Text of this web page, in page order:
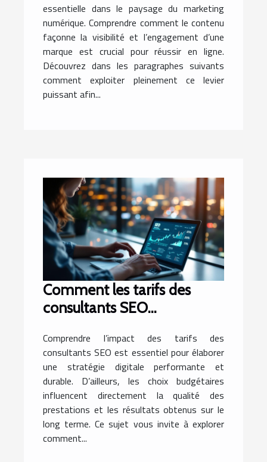
essentielle dans le paysage du marketing
numérique. Comprendre comment le contenu
façonne la visibilité et l’engagement d’une
marque est crucial pour réussir en ligne.
Découvrez dans les paragraphes suivants
comment exploiter pleinement ce levier
puissant afin...
Comment les tarifs des
consultants SEO
stratégie digitale ?
Comprendre l’impact des tarifs des
consultants SEO est essentiel pour élaborer
une stratégie digitale performante et
durable. D’ailleurs, les choix budgétaires
influencent directement la qualité des
prestations et les résultats obtenus sur le
long terme. Ce sujet vous invite à explorer
comment...